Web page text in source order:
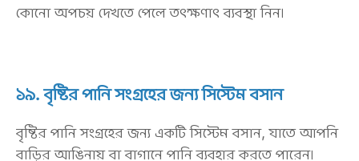
কোনো অপচয় দেখতে পেলে তৎক্ষণাৎ ব্যবস্থা নিন।
১৯. বৃষ্টির পানি সংগ্রহের জন্য সিস্টেম বসান
বৃষ্টির পানি সংগ্রহের জন্য একটি সিস্টেম বসান, যাতে আপনি
বাড়ির আঙিনায় বা বাগানে পানি ব্যবহার করতে পারেন।